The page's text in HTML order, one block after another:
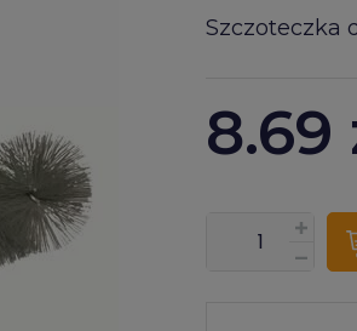
Szczoteczka
8.69